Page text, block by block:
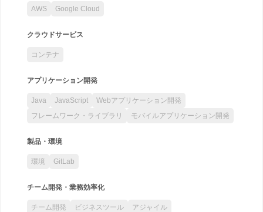
AWS Google Cloud
クラウドサービス
コンテナ
アプリケーション開発
Java JavaScript
Webアプリケーション開発
フレームワーク・ライブラリ
モバイルアプリケーション開発
製品・環境
環境 GitLab
チーム開発・業務効率化
チーム開発 ビジネスツール アジャイル